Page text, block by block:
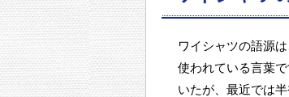
ワイシャツの語源
使われている言葉
いたが、最近では